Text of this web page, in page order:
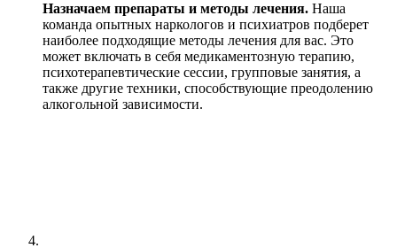
Назначаем препараты и методы лечения. Наша
команда опытных наркологов и психиатров подберет
наиболее подходящие методы лечения для вас. Это
может включать в себя медикаментозную терапию,
психотерапевтические сессии, групповые занятия, а
также другие техники, способствующие преодолению
алкогольной зависимости.